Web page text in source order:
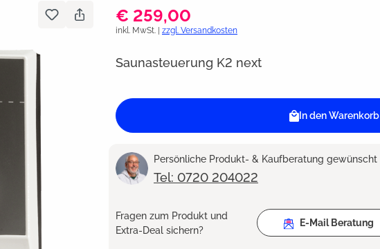
€ 259,00
inkl. MwSt. | zzgl. Versandkosten
Saunasteuerung K2 next
In den Warenkorb
Persönliche Produkt- & Kaufberatung gewünscht
Tel: 0720 204022
Fragen zum Produkt und
Extra-Deal sichern?
E-Mail Beratung